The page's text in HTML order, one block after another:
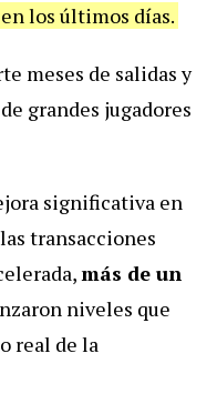
los últimos días.
meses de salidas y
grandes jugadores
significativa en
transacciones
más de un
niveles que
real de la